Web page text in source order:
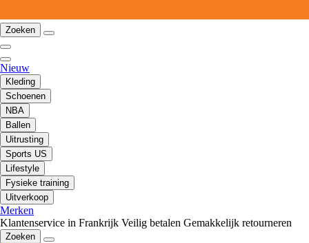
Zoeken
Nieuw
Kleding
Schoenen
NBA
Ballen
Uitrusting
Sports US
Lifestyle
Fysieke training
Uitverkoop
Merken
Klantenservice in Frankrijk Veilig betalen Gemakkelijk retourneren
Zoeken